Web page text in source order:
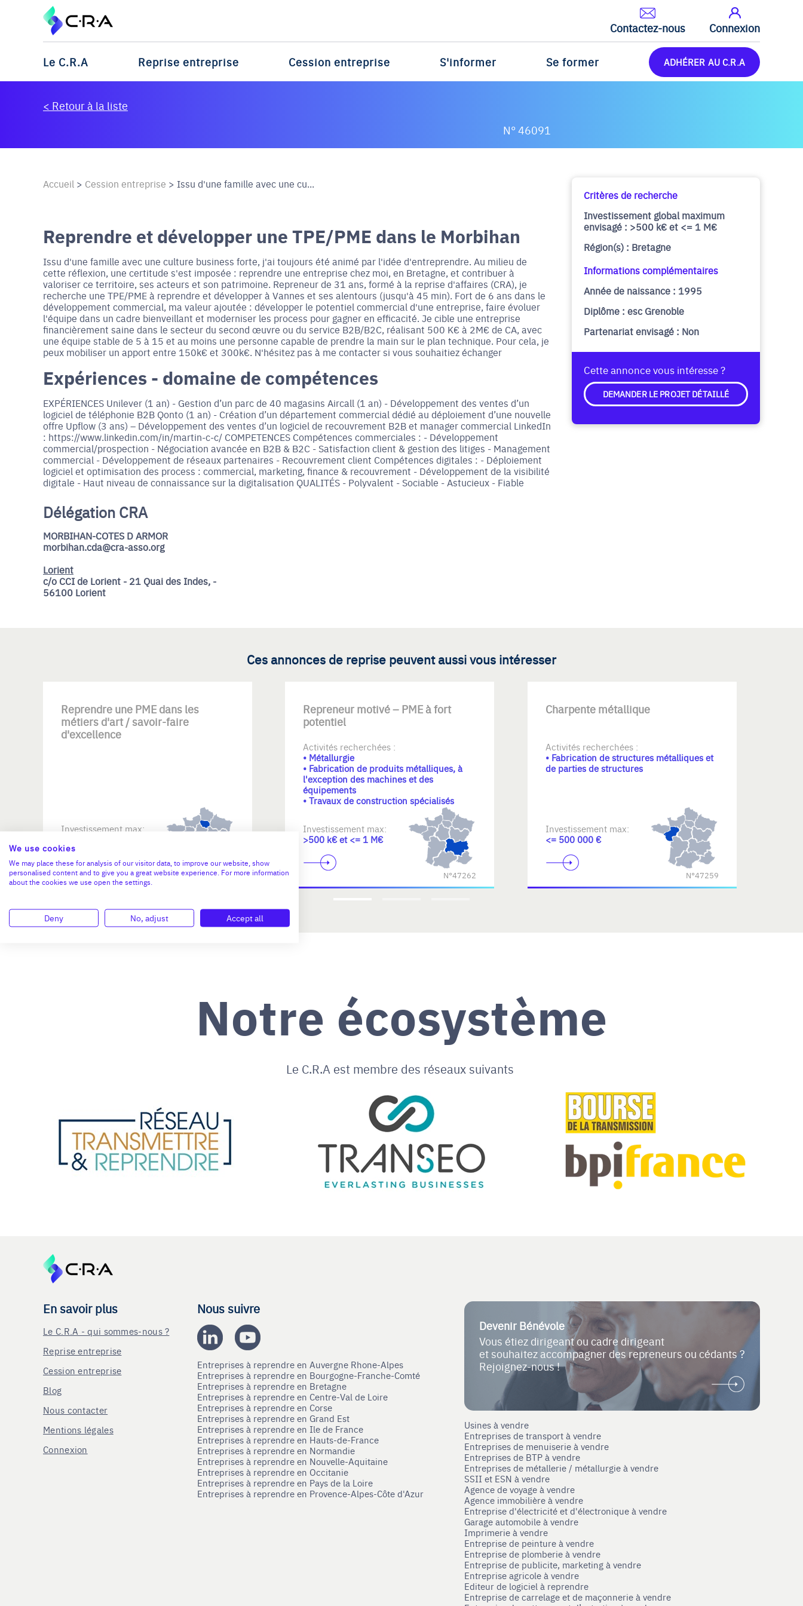
Contactez-nous Connexion
Le C.R.A Reprise entreprise Cession entreprise S'informer Se former ADHÉRER AU C.R.A
< Retour à la liste
N° 46091
Accueil > Cession entreprise > Issu d'une famille avec une cu...
Reprendre et développer une TPE/PME dans le Morbihan
Issu d'une famille avec une culture business forte, j'ai toujours été animé par l'idée d'entreprendre. Au milieu de
cette réflexion, une certitude s'est imposée : reprendre une entreprise chez moi, en Bretagne, et contribuer à
valoriser ce territoire, ses acteurs et son patrimoine. Repreneur de 31 ans, formé à la reprise d'affaires (CRA), je
recherche une TPE/PME à reprendre et développer à Vannes et ses alentours (jusqu'à 45 min). Fort de 6 ans dans le
développement commercial, ma valeur ajoutée : développer le potentiel commercial d'une entreprise, faire évoluer
l'équipe dans un cadre bienveillant et moderniser les process pour gagner en efficacité. Je cible une entreprise
financièrement saine dans le secteur du second œuvre ou du service B2B/B2C, réalisant 500 K€ à 2M€ de CA, avec
une équipe stable de 5 à 15 et au moins une personne capable de prendre la main sur le plan technique. Pour cela, je
peux mobiliser un apport entre 150k€ et 300k€. N'hésitez pas à me contacter si vous souhaitiez échanger
Expériences - domaine de compétences
EXPÉRIENCES Unilever (1 an) - Gestion d’un parc de 40 magasins Aircall (1 an) - Développement des ventes d’un
logiciel de téléphonie B2B Qonto (1 an) - Création d’un département commercial dédié au déploiement d’une nouvelle
offre Upflow (3 ans) – Développement des ventes d’un logiciel de recouvrement B2B et manager commercial LinkedIn
: https://www.linkedin.com/in/martin-c-c/ COMPETENCES Compétences commerciales : - Développement
commercial/prospection - Négociation avancée en B2B & B2C - Satisfaction client & gestion des litiges - Management
commercial - Développement de réseaux partenaires - Recouvrement client Compétences digitales : - Déploiement
logiciel et optimisation des process : commercial, marketing, finance & recouvrement - Développement de la visibilité
digitale - Haut niveau de connaissance sur la digitalisation QUALITÉS - Polyvalent - Sociable - Astucieux - Fiable
Critères de recherche
Investissement global maximum
envisagé : >500 k€ et <= 1 M€
Région(s) : Bretagne
Informations complémentaires
Année de naissance : 1995
Diplôme : esc Grenoble
Partenariat envisagé : Non
Cette annonce vous intéresse ?
DEMANDER LE PROJET DÉTAILLÉ
Délégation CRA
MORBIHAN-COTES D ARMOR
morbihan.cda@cra-asso.org
Lorient
c/o CCI de Lorient - 21 Quai des Indes, -
56100 Lorient
Ces annonces de reprise peuvent aussi vous intéresser
Reprendre une PME dans les
métiers d'art / savoir-faire
d'excellence
Investissement max:
N°47264
Repreneur motivé – PME à fort
potentiel
Activités recherchées :
• Métallurgie
• Fabrication de produits métalliques, à
l'exception des machines et des
équipements
• Travaux de construction spécialisés
Investissement max:
>500 k€ et <= 1 M€
N°47262
Charpente métallique
Activités recherchées :
• Fabrication de structures métalliques et
de parties de structures
Investissement max:
<= 500 000 €
N°47259
Notre écosystème
Le C.R.A est membre des réseaux suivants
En savoir plus
Le C.R.A - qui sommes-nous ?
Reprise entreprise
Cession entreprise
Blog
Nous contacter
Mentions légales
Connexion
Nous suivre
Entreprises à reprendre en Auvergne Rhone-Alpes
Entreprises à reprendre en Bourgogne-Franche-Comté
Entreprises à reprendre en Bretagne
Entreprises à reprendre en Centre-Val de Loire
Entreprises à reprendre en Corse
Entreprises à reprendre en Grand Est
Entreprises à reprendre en Ile de France
Entreprises à reprendre en Hauts-de-France
Entreprises à reprendre en Normandie
Entreprises à reprendre en Nouvelle-Aquitaine
Entreprises à reprendre en Occitanie
Entreprises à reprendre en Pays de la Loire
Entreprises à reprendre en Provence-Alpes-Côte d'Azur
Devenir Bénévole
Vous étiez dirigeant ou cadre dirigeant
et souhaitez accompagner des repreneurs ou cédants ?
Rejoignez-nous !
Usines à vendre
Entreprises de transport à vendre
Entreprises de menuiserie à vendre
Entreprises de BTP à vendre
Entreprises de métallerie / métallurgie à vendre
SSII et ESN à vendre
Agence de voyage à vendre
Agence immobilière à vendre
Entreprise d'électricité et d'électronique à vendre
Garage automobile à vendre
Imprimerie à vendre
Entreprise de peinture à vendre
Entreprise de plomberie à vendre
Entreprise de publicite, marketing à vendre
Entreprise agricole à vendre
Editeur de logiciel à reprendre
Entreprise de carrelage et de maçonnerie à vendre
We use cookies
We may place these for analysis of our visitor data, to improve our website, show
personalised content and to give you a great website experience. For more information
about the cookies we use open the settings.
Deny No, adjust Accept all